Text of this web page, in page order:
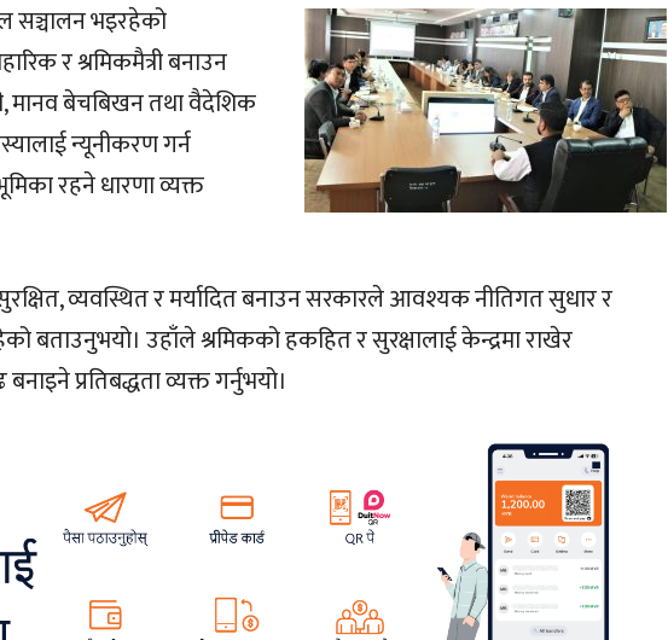
भइरहेको
र श्रमिकमैत्री बनाउन
मानव बेचबिखन तथा वैदेशिक
न्यूनीकरण गर्न
रहने धारणा व्यक्त
व्यवस्थित र मर्यादित बनाउन सरकारले आवश्यक नीतिगत सुधार र
बताउनुभयो। उहाँले श्रमिकको हकहित र सुरक्षालाई केन्द्रमा राखेर
प्रतिबद्धता व्यक्त गर्नुभयो।